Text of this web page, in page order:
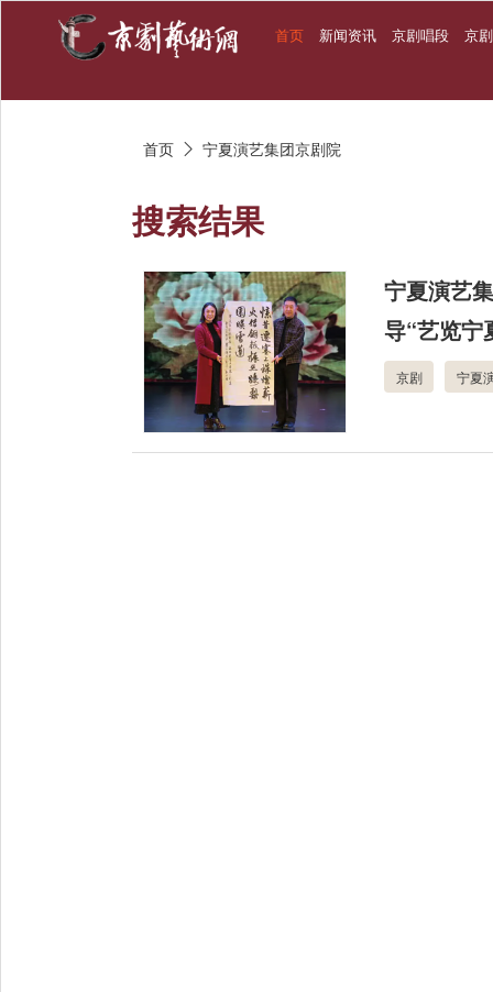
首页 新闻资讯 京剧唱段 京
首页  宁夏演艺集团京剧院
搜索结果
宁夏演艺
导“艺览宁
京剧 宁夏